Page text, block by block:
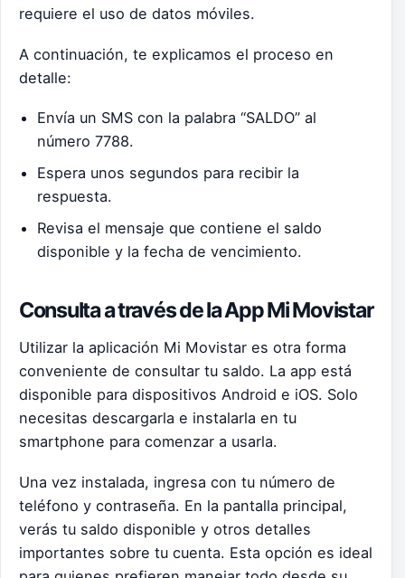
requiere el uso de datos móviles.
A continuación, te explicamos el proceso en
detalle:
Envía un SMS con la palabra “SALDO” al
número 7788.
Espera unos segundos para recibir la
respuesta.
Revisa el mensaje que contiene el saldo
disponible y la fecha de vencimiento.
Consulta a través de la App Mi Movistar
Utilizar la aplicación Mi Movistar es otra forma
conveniente de consultar tu saldo. La app está
disponible para dispositivos Android e iOS. Solo
necesitas descargarla e instalarla en tu
smartphone para comenzar a usarla.
Una vez instalada, ingresa con tu número de
teléfono y contraseña. En la pantalla principal,
verás tu saldo disponible y otros detalles
importantes sobre tu cuenta. Esta opción es ideal